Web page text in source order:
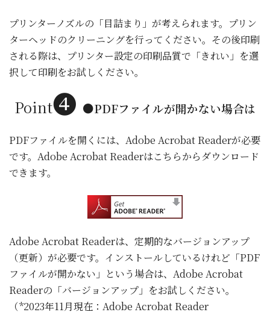
プリンターノズルの「目詰まり」が考えられます。プリン
ターヘッドのクリーニングを行ってください。その後印刷
される際は、プリンター設定の印刷品質で「きれい」を選
択して印刷をお試しください。
Point❹ ●PDFファイルが開かない場合は
PDFファイルを開くには、Adobe Acrobat Readerが必要
です。Adobe Acrobat Readerはこちらからダウンロード
できます。
Adobe Acrobat Readerは、定期的なバージョンアップ
（更新）が必要です。インストールしているけれど「PDF
ファイルが開かない」という場合は、Adobe Acrobat
Readerの「バージョンアップ」をお試しください。
（*2023年11月現在：Adobe Acrobat Reader